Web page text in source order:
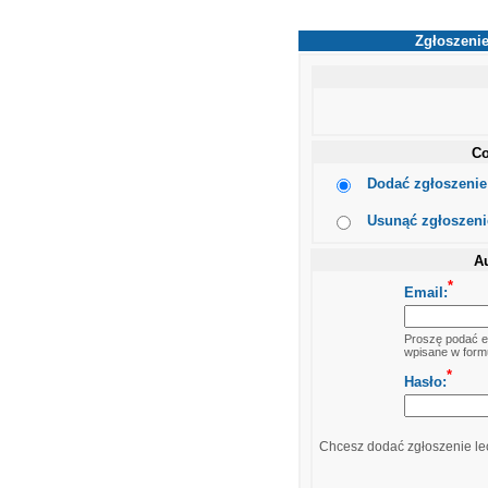
Dodać
Usunąć
Email:*
Proszę podać
wpisane w
Hasło:*
Chcesz dodać zgłoszenie